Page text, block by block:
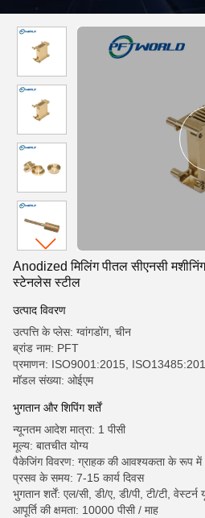
Anodized मिलिंग पीतल सीएनसी
स्टेनलेस स्टील
उत्पाद विवरण
उत्पत्ति के प्लेस: ग्वांगडोंग, चीन
ब्रांड नाम: PFT
प्रमाणन: ISO9001:2015,
मॉडल संख्या: ओईएम
भुगतान और शिपिंग शर्तें
न्यूनतम आदेश मात्रा: 1 पीसी
मूल्य: बातचीत योग्य
पैकेजिंग विवरण: ग्राहक की आवश्यकता के रूप में
प्रसव के समय: 7-15 कार्य दिवस
भुगतान शर्तें: एल/सी, डी/ए, डी/पी, टी/टी, वेस्टर्न
आपूर्ति की क्षमता: 10000 पीसी / माह